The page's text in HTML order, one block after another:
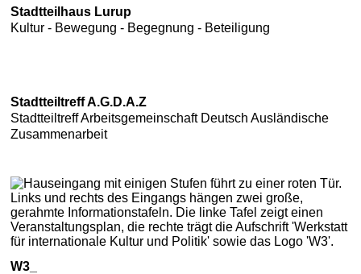
Stadtteilhaus Lurup
Kultur - Bewegung - Begegnung - Beteiligung
Stadtteiltreff A.G.D.A.Z
Stadtteiltreff Arbeitsgemeinschaft Deutsch Ausländische
Zusammenarbeit
W3_